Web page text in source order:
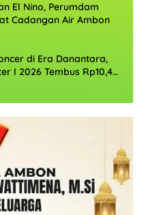
El Nino, Perumdam
Cadangan Air Ambon
di Era Danantara,
I 2026 Tembus Rp10,4